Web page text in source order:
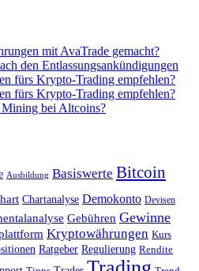
mit AvaTrade gemacht?
den Entlassungsankündigungen
fürs Krypto-Trading empfehlen?
fürs Krypto-Trading empfehlen?
bei Altcoins?
Ausbildung Basiswerte Bitcoin
Chartanalyse Demokonto Devisen
Gebühren Gewinne
Kryptowährungen Kurs
Ratgeber Regulierung Rendite